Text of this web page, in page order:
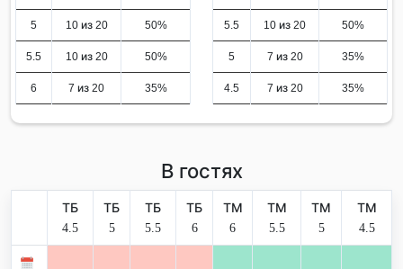
5 10 из 20 50%
5.5 10 из 20 50%
6 7 из 20 35%
5.5 10 из 20 50%
5 7 из 20 35%
4.5 7 из 20 35%
В гостях
ТБ
4.5
ТБ
5
ТБ
5.5
ТБ
6
ТМ
6
ТМ
5.5
ТМ
5
ТМ
4.5